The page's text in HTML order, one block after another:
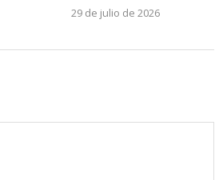
29 de julio de 2026